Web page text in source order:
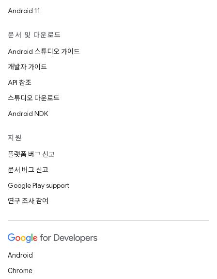
Android 11
문서 및 다운로드
Android 스튜디오 가이드
개발자 가이드
API 참조
스튜디오 다운로드
Android NDK
지원
플랫폼 버그 신고
문서 버그 신고
Google Play support
연구 조사 참여
Android
Chrome